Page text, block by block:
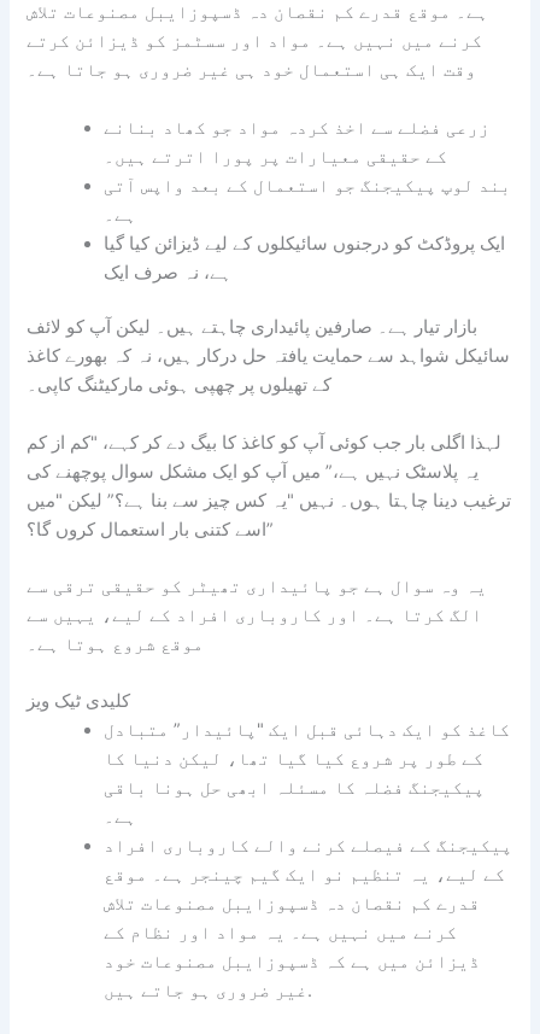
ہے۔ موقع قدرے کم نقصان دہ ڈسپوزایبل مصنوعات تلاش
کرنے میں نہیں ہے۔ مواد اور سسٹمز کو ڈیزائن کرتے
وقت ایک ہی استعمال خود ہی غیر ضروری ہو جاتا ہے۔
زرعی فضلے سے اخذ کردہ مواد جو کھاد بنانے
کے حقیقی معیارات پر پورا اترتے ہیں۔
بند لوپ پیکیجنگ جو استعمال کے بعد واپس آتی
ہے۔
ایک پروڈکٹ کو درجنوں سائیکلوں کے لیے ڈیزائن کیا گیا
ہے، نہ صرف ایک
بازار تیار ہے۔ صارفین پائیداری چاہتے ہیں۔ لیکن آپ کو لائف
سائیکل شواہد سے حمایت یافتہ حل درکار ہیں، نہ کہ بھورے کاغذ
کے تھیلوں پر چھپی ہوئی مارکیٹنگ کاپی۔
لہذا اگلی بار جب کوئی آپ کو کاغذ کا بیگ دے کر کہے، "کم از کم
یہ پلاسٹک نہیں ہے،” میں آپ کو ایک مشکل سوال پوچھنے کی
ترغیب دینا چاہتا ہوں۔ نہیں "یہ کس چیز سے بنا ہے؟” لیکن "میں
اسے کتنی بار استعمال کروں گا؟”
یہ وہ سوال ہے جو پائیداری تھیٹر کو حقیقی ترقی سے
الگ کرتا ہے۔ اور کاروباری افراد کے لیے، یہیں سے
موقع شروع ہوتا ہے۔
کلیدی ٹیک ویز
کاغذ کو ایک دہائی قبل ایک "پائیدار” متبادل
کے طور پر شروع کیا گیا تھا، لیکن دنیا کا
پیکیجنگ فضلہ کا مسئلہ ابھی حل ہونا باقی
ہے۔
پیکیجنگ کے فیصلے کرنے والے کاروباری افراد
کے لیے، یہ تنظیم نو ایک گیم چینجر ہے۔ موقع
قدرے کم نقصان دہ ڈسپوزایبل مصنوعات تلاش
کرنے میں نہیں ہے۔ یہ مواد اور نظام کے
ڈیزائن میں ہے کہ ڈسپوزایبل مصنوعات خود
غیر ضروری ہو جاتے ہیں.